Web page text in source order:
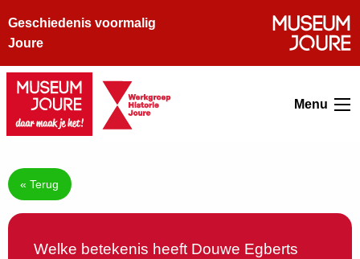
Geschiedenis voormalig
Joure
Menu
« Terug
Welke betekenis heeft Douwe Egberts